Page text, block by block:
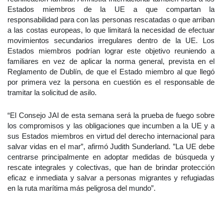
Estados miembros de la UE a que compartan la
responsabilidad para con las personas rescatadas o que arriban
a las costas europeas, lo que limitará la necesidad de efectuar
movimientos secundarios irregulares dentro de la UE. Los
Estados miembros podrían lograr este objetivo reuniendo a
familiares en vez de aplicar la norma general, prevista en el
Reglamento de Dublín, de que el Estado miembro al que llegó
por primera vez la persona en cuestión es el responsable de
tramitar la solicitud de asilo.
“El Consejo JAI de esta semana será la prueba de fuego sobre
los compromisos y las obligaciones que incumben a la UE y a
sus Estados miembros en virtud del derecho internacional para
salvar vidas en el mar”, afirmó Judith Sunderland. ”La UE debe
centrarse principalmente en adoptar medidas de búsqueda y
rescate integrales y colectivas, que han de brindar protección
eficaz e inmediata y salvar a personas migrantes y refugiadas
en la ruta marítima más peligrosa del mundo”.